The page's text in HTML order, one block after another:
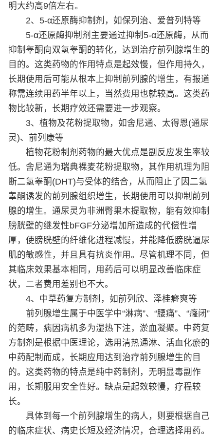
明大约高9倍左右。
2、5-α还原酶抑制剂，如保列治、爱普列特等
5-α还原酶抑制剂主要通过抑制5-α还原酶，从而
抑制睾酮向双氢睾酮的转化，达到治疗前列腺增生的
目的。这类药物的作用特点是起效慢，但作用持久，
长期使用后可能从根本上抑制前列腺的增生，有报道
称需连续用药半年以上，当然费用也就较高。这类药
物比较新，长期疗效还需要进一步观察。
3、植物及花粉提取物，如舍尼通、太得恩(通尿
灵)、前列康等
植物花粉制剂药物的最大优点是副反应发生率较
低。舍尼通为瑞典裸麦花粉提取物，其作用机理为阻
断二氢睾酮(DHT)与受体的结合，从而阻止了因二氢
睾酮诱发的前列腺组织增生，长期使用可以抑制前列
腺的增生。通尿灵为非洲臀果木提取物，能有效抑制
膀胱壁的继发性bFGF分泌增加所造成的代偿性增
厚，使膀胱壁的纤维化进程减慢，并能降低膀胱逼尿
肌的敏感性，并且具有抗炎作用。尽管机理不同，但
其临床效果基本相同，用药后可以明显改善临床症
状，二者费用差别也不大。
4、中草药复方制剂，如前列欣、泽桂癃爽等
前列腺增生属于中医学中“淋病”、“腰痛”、“癃闭”
的范畴，病因病机多为湿热下注，淤血凝聚。中药复
方制剂是根据中医理论，选用清热通淋、活血化瘀的
中药配制而成，长期应用达到治疗前列腺增生的目
的。这类药物的特点是纯中药制剂，无明显毒副作
用，长期服用安全性好。缺点是起效较慢，疗程较
长。
具体到每一个前列腺增生的病人，则要根据自己
的临床症状、病史长短及经济情况，合理选择用药。